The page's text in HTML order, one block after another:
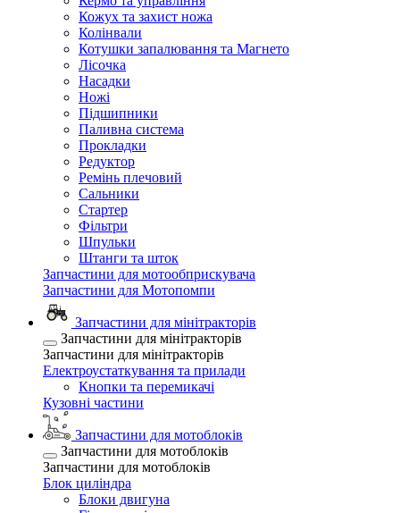
Кожух та захист ножа
Колінвали
Котушки запалювання та Магнето
Лісочка
Насадки
Ножі
Підшипники
Паливна система
Прокладки
Редуктор
Ремінь плечовий
Сальники
Стартер
Фільтри
Шпульки
Штанги та шток
Запчастини для мотообприскувача
Запчастини для Мотопомпи
Запчастини для мінітракторів
Запчастини для мінітракторів
Запчастини для мінітракторів
Електроустаткування та прилади
Кнопки та перемикачі
Кузовні частини
Запчастини для мотоблоків
Запчастини для мотоблоків
Запчастини для мотоблоків
Блок циліндра
Блоки двигуна